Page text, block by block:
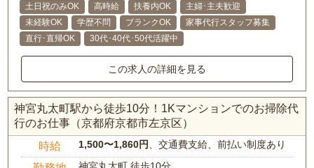
土日祝のみOK 高時給 扶養内OK
主婦･主夫歓迎
未経験OK
学歴不問 ブランクOK
家事代行スタッフ募集
直行･直帰OK
30代･40代･50代活躍中
この求人の詳細を見る
神宮丸太町駅から徒歩10分！1Kマンションでのお掃除代
行のお仕事（京都府京都市左京区）
時給 1,500〜1,860円 、交通費支給、前払い制度あり